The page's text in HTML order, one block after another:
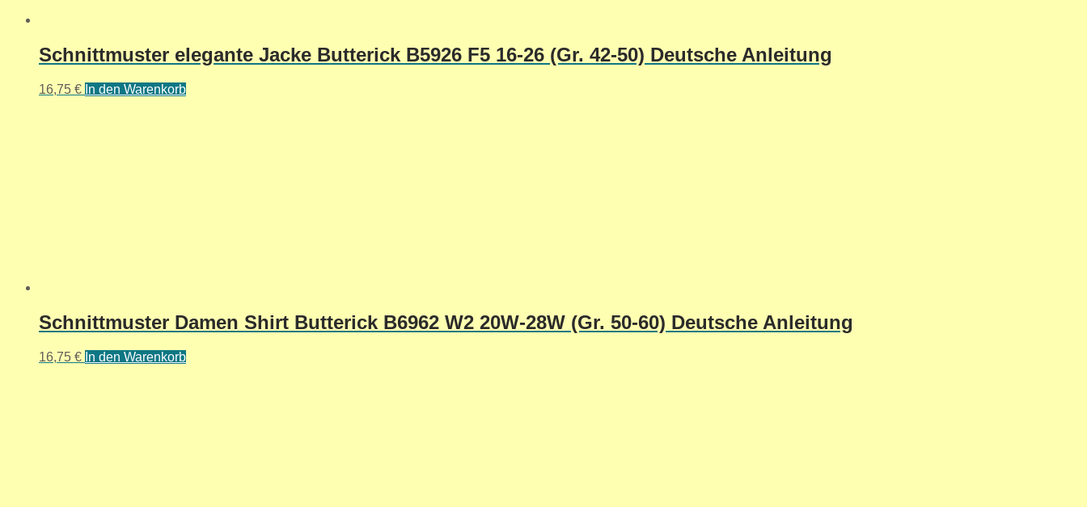
Schnittmuster elegante Jacke Butterick B5926 F5 16-26 (Gr. 42-50) Deutsche Anleitung
16,75 € In den Warenkorb
Schnittmuster Damen Shirt Butterick B6962 W2 20W-28W (Gr. 50-60) Deutsche Anleitung
16,75 € In den Warenkorb